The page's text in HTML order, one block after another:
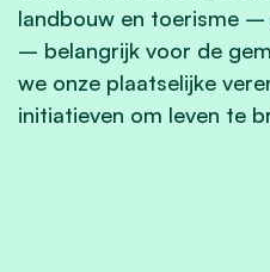
landbouw en toerisme
– belangrijk voor de
we onze plaatselijke
initiatieven om leven te